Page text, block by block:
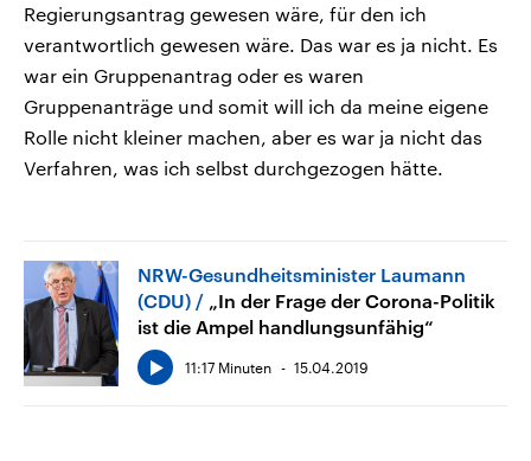
Regierungsantrag gewesen wäre, für den ich
verantwortlich gewesen wäre. Das war es ja nicht. Es
war ein Gruppenantrag oder es waren
Gruppenanträge und somit will ich da meine eigene
Rolle nicht kleiner machen, aber es war ja nicht das
Verfahren, was ich selbst durchgezogen hätte.
NRW-Gesundheitsminister Laumann
(CDU)
„In der Frage der Corona-Politik
ist die Ampel handlungsunfähig“
11:17 Minuten 15.04.2019